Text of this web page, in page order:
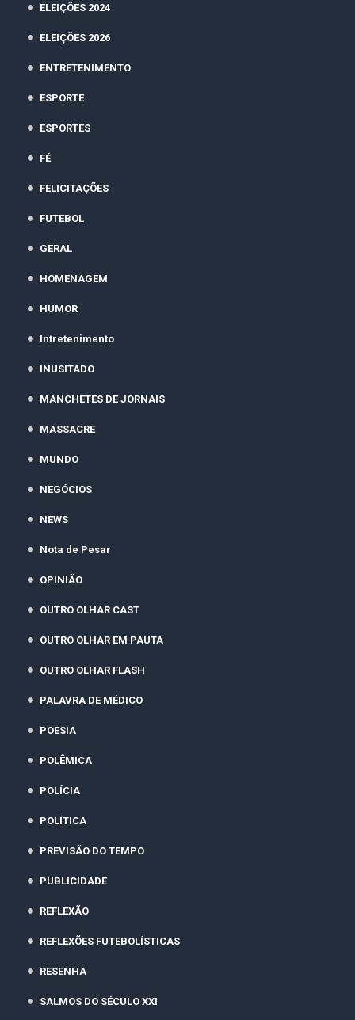
ELEIÇÕES 2024
ELEIÇÕES 2026
ENTRETENIMENTO
ESPORTE
ESPORTES
FÉ
FELICITAÇÕES
FUTEBOL
GERAL
HOMENAGEM
HUMOR
Intretenimento
INUSITADO
MANCHETES DE JORNAIS
MASSACRE
MUNDO
NEGÓCIOS
NEWS
Nota de Pesar
OPINIÃO
OUTRO OLHAR CAST
OUTRO OLHAR EM PAUTA
OUTRO OLHAR FLASH
PALAVRA DE MÉDICO
POESIA
POLÊMICA
POLÍCIA
POLÍTICA
PREVISÃO DO TEMPO
PUBLICIDADE
REFLEXÃO
REFLEXÕES FUTEBOLÍSTICAS
RESENHA
SALMOS DO SÉCULO XXI